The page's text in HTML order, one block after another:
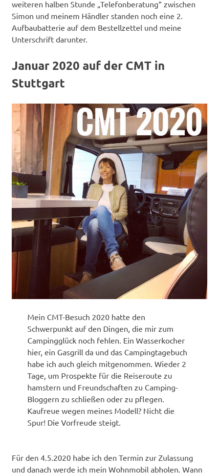
weiteren halben Stunde „Telefonberatung“ zwischen
Simon und meinem Händler standen noch eine 2.
Aufbaubatterie auf dem Bestellzettel und meine
Unterschrift darunter.
Januar 2020 auf der CMT in
Stuttgart
Mein CMT-Besuch 2020 hatte den
Schwerpunkt auf den Dingen, die mir zum
Campingglück noch fehlen. Ein Wasserkocher
hier, ein Gasgrill da und das Campingtagebuch
habe ich auch gleich mitgenommen. Wieder 2
Tage, um Prospekte für die Reiseroute zu
hamstern und Freundschaften zu Camping-
Bloggern zu schließen oder zu pflegen.
Kaufreue wegen meines Modell? Nicht die
Spur! Die Vorfreude steigt.
Für den 4.5.2020 habe ich den Termin zur Zulassung
und danach werde ich mein Wohnmobil abholen. Wann